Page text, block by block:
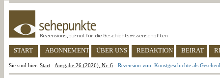
START ABONNEMENT ÜBER UNS REDAKTION BEIRAT
Sie sind hier: Start - Ausgabe 26 (2026), Nr. 6 - Rezension von: Kunstgeschichte als